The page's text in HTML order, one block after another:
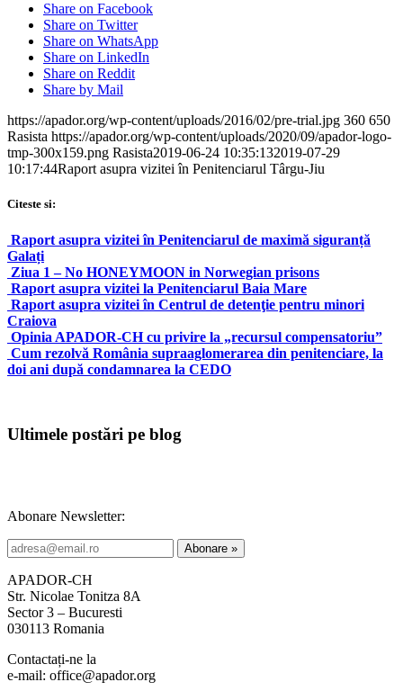
Share on Facebook
Share on Twitter
Share on WhatsApp
Share on LinkedIn
Share on Reddit
Share by Mail
https://apador.org/wp-content/uploads/2016/02/pre-trial.jpg 360 650
Rasista https://apador.org/wp-content/uploads/2020/09/apador-logo-
tmp-300x159.png Rasista2019-06-24 10:35:132019-07-29
10:17:44Raport asupra vizitei în Penitenciarul Târgu-Jiu
Citeste si:
Raport asupra vizitei în Penitenciarul de maximă siguranță
Galați
Ziua 1 – No HONEYMOON in Norwegian prisons
Raport asupra vizitei la Penitenciarul Baia Mare
Raport asupra vizitei în Centrul de detenţie pentru minori
Craiova
Opinia APADOR-CH cu privire la „recursul compensatoriu”
Cum rezolvă România supraaglomerarea din penitenciare, la
doi ani după condamnarea la CEDO
Ultimele postări pe blog
Abonare Newsletter:
APADOR-CH
Str. Nicolae Tonitza 8A
Sector 3 – Bucuresti
030113 Romania
Contactați-ne la
e-mail: office@apador.org